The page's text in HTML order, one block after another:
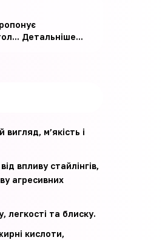
Детальніше...
м’якість і
впливу стайлінгів,
агресивних
легкості та блиску.
кислоти,